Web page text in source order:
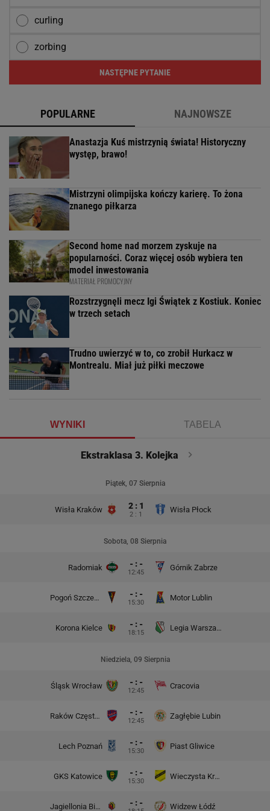
curling
zorbing
NASTĘPNE PYTANIE
POPULARNE NAJNOWSZE
Anastazja Kuś mistrzynią świata! Historyczny
występ, brawo!
Mistrzyni olimpijska kończy karierę. To żona
znanego piłkarza
Second home nad morzem zyskuje na
popularności. Coraz więcej osób wybiera ten
model inwestowania
MATERIAŁ PROMOCYJNY
Rozstrzygnęli mecz Igi Świątek z Kostiuk. Koniec
w trzech setach
Trudno uwierzyć w to, co zrobił Hurkacz w
Montrealu. Miał już piłki meczowe
WYNIKI TABELA
Ekstraklasa 3. Kolejka
Piątek, 07 Sierpnia
Wisła Kraków 2 : 1
2 : 1
Wisła Płock
Sobota, 08 Sierpnia
Radomiak - : -
12:45
Górnik Zabrze
Pogoń Szczecin - : -
15:30
Motor Lublin
Korona Kielce - : -
18:15
Legia Warszawa
Niedziela, 09 Sierpnia
Śląsk Wrocław - : -
12:45
Cracovia
Raków Częstochowa - : -
12:45
Zagłębie Lubin
Lech Poznań - : -
15:30
Piast Gliwice
GKS Katowice - : -
15:30
Wieczysta Kraków
Jagiellonia Białystok - : - Widzew Łódź